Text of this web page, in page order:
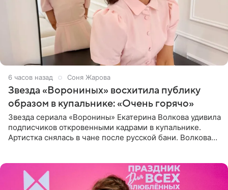
6 часов назад Соня Жарова
Звезда «Ворониных» восхитила публику
образом в купальнике: «Очень горячо»
Звезда сериала «Воронины» Екатерина Волкова удивила
подписчиков откровенными кадрами в купальнике.
Артистка снялась в чане после русской бани. Волкова